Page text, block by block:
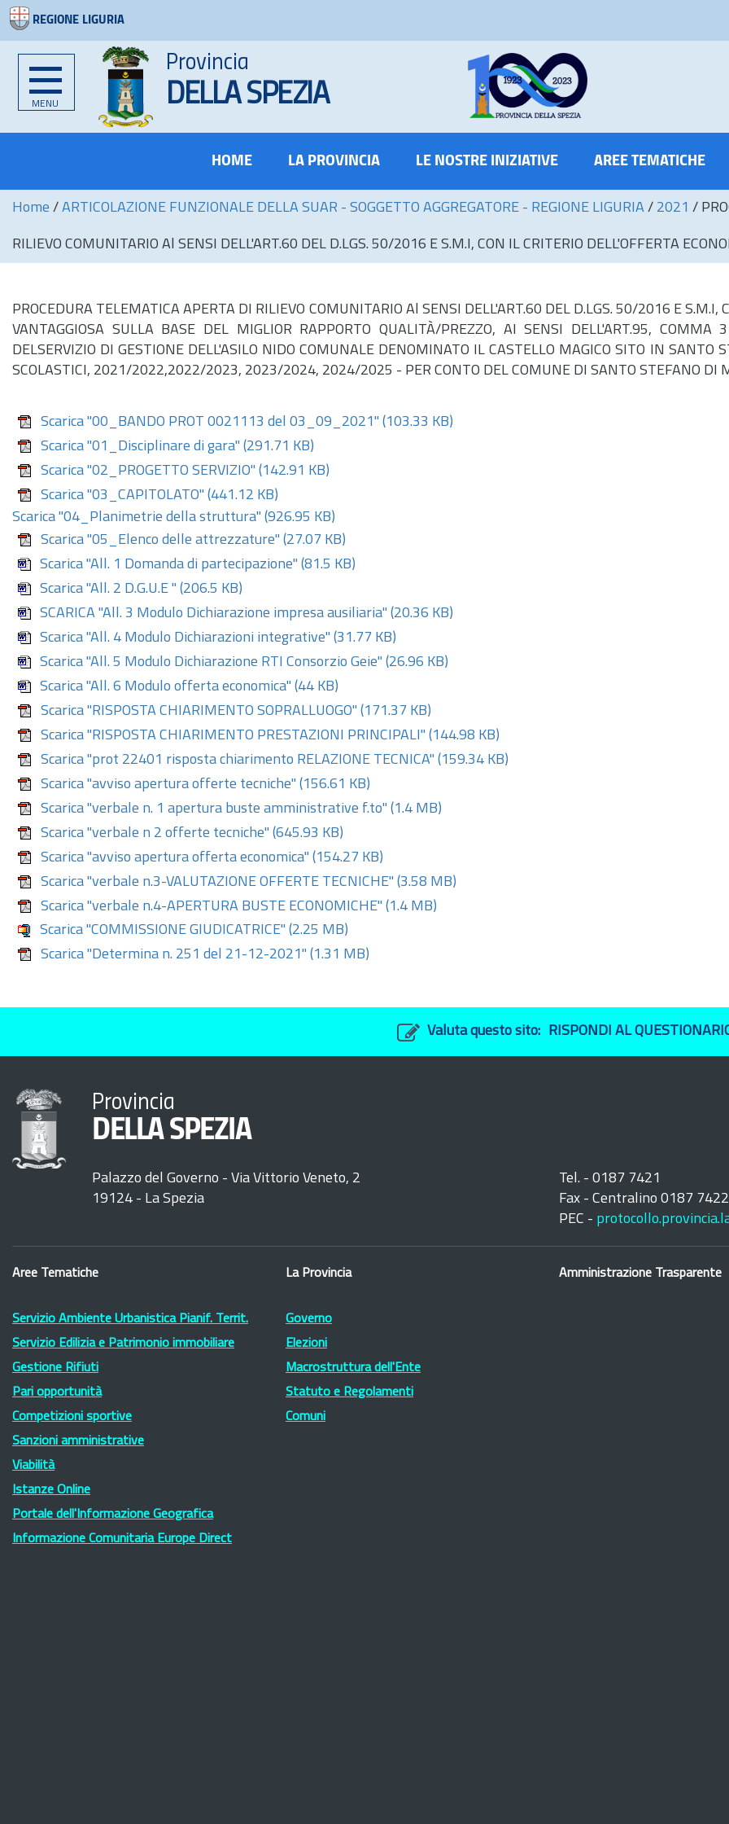
REGIONE LIGURIA
MENU
Provincia
DELLA SPEZIA
HOME LA PROVINCIA LE NOSTRE INIZIATIVE AREE TEMATICHE
Home / ARTICOLAZIONE FUNZIONALE DELLA SUAR - SOGGETTO AGGREGATORE - REGIONE LIGURIA / 2021 /
RILIEVO COMUNITARIO Al SENSI DELL'ART.60 DEL D.LGS. 50/2016 E S.M.I, CON IL CRITERIO DELL'OFFERTA
PROCEDURA TELEMATICA APERTA DI RILIEVO COMUNITARIO Al SENSI DELL'ART.60 DEL D.LGS. 50/2016 E S.M.I,
VANTAGGIOSA SULLA BASE DEL MIGLIOR RAPPORTO QUALITÀ/PREZZO, AI SENSI DELL'ART.95,
DELSERVIZIO DI GESTIONE DELL'ASILO NIDO COMUNALE DENOMINATO IL CASTELLO MAGICO SITO IN SANTO
SCOLASTICI, 2021/2022,2022/2023, 2023/2024, 2024/2025 - PER CONTO DEL COMUNE DI SANTO STEFANO DI
Scarica "00_BANDO PROT 0021113 del 03_09_2021" (103.33 KB)
Scarica "01_Disciplinare di gara" (291.71 KB)
Scarica "02_PROGETTO SERVIZIO" (142.91 KB)
Scarica "03_CAPITOLATO" (441.12 KB)
Scarica "04_Planimetrie della struttura" (926.95 KB)
Scarica "05_Elenco delle attrezzature" (27.07 KB)
Scarica "All. 1 Domanda di partecipazione" (81.5 KB)
Scarica "All. 2 D.G.U.E " (206.5 KB)
SCARICA "All. 3 Modulo Dichiarazione impresa ausiliaria" (20.36 KB)
Scarica "All. 4 Modulo Dichiarazioni integrative" (31.77 KB)
Scarica "All. 5 Modulo Dichiarazione RTI Consorzio Geie" (26.96 KB)
Scarica "All. 6 Modulo offerta economica" (44 KB)
Scarica "RISPOSTA CHIARIMENTO SOPRALLUOGO" (171.37 KB)
Scarica "RISPOSTA CHIARIMENTO PRESTAZIONI PRINCIPALI" (144.98 KB)
Scarica "prot 22401 risposta chiarimento RELAZIONE TECNICA" (159.34 KB)
Scarica "avviso apertura offerte tecniche" (156.61 KB)
Scarica "verbale n. 1 apertura buste amministrative f.to" (1.4 MB)
Scarica "verbale n 2 offerte tecniche" (645.93 KB)
Scarica "avviso apertura offerta economica" (154.27 KB)
Scarica "verbale n.3-VALUTAZIONE OFFERTE TECNICHE" (3.58 MB)
Scarica "verbale n.4-APERTURA BUSTE ECONOMICHE" (1.4 MB)
Scarica "COMMISSIONE GIUDICATRICE" (2.25 MB)
Scarica "Determina n. 251 del 21-12-2021" (1.31 MB)
Valuta questo sito: RISPONDI AL
Provincia
DELLA SPEZIA
Palazzo del Governo - Via Vittorio Veneto, 2
19124 - La Spezia
Tel. - 0187 7421
Fax - Centralino 0187
PEC -
Aree Tematiche
Servizio Ambiente Urbanistica Pianif. Territ.
Servizio Edilizia e Patrimonio immobiliare
Gestione Rifiuti
Pari opportunità
Competizioni sportive
Sanzioni amministrative
Viabilità
Istanze Online
Portale dell'Informazione Geografica
Informazione Comunitaria Europe Direct
La Provincia
Governo
Elezioni
Macrostruttura dell'Ente
Statuto e Regolamenti
Comuni
Amministrazione Trasparente